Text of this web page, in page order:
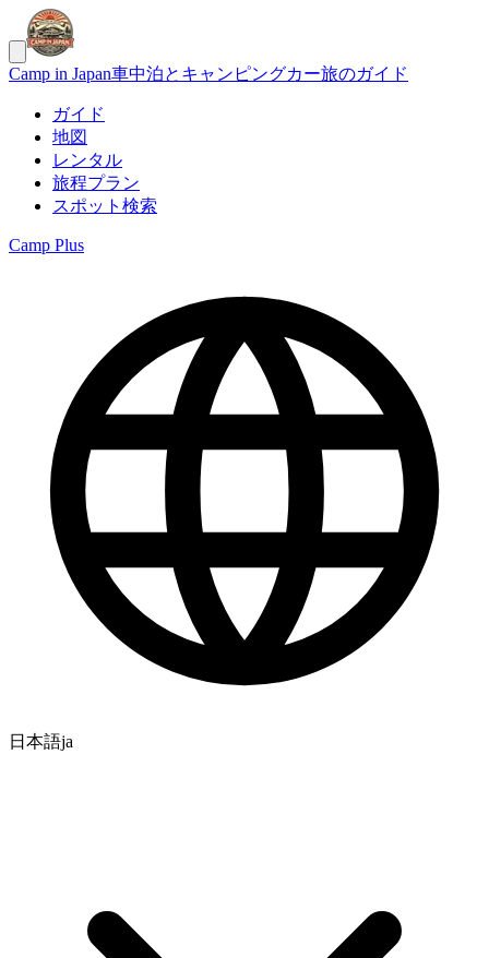
Camp in Japan車中泊とキャンピングカー旅のガイド
ガイド
地図
レンタル
旅程プラン
スポット検索
Camp Plus
日本語ja